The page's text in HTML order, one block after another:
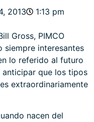
2013
1:13 pm
Gross, PIMCO
siempre interesantes
lo referido al futuro
anticipar que los tipos
extraordinariamente
nacen del